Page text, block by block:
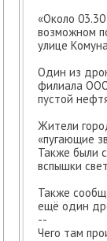
«Около
возможном
улице
Один из
филиала
пустой
Жители
«пугающие
Также были
вспышки
Также
ещё один
--
Чего там